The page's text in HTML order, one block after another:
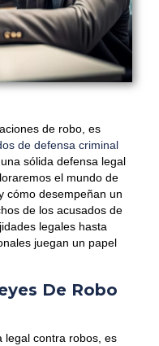
de robo, es
de defensa criminal
sólida defensa legal
el mundo de
cómo desempeñan un
de los acusados de
legales hasta
juegan un papel
De Robo
legal contra robos, es